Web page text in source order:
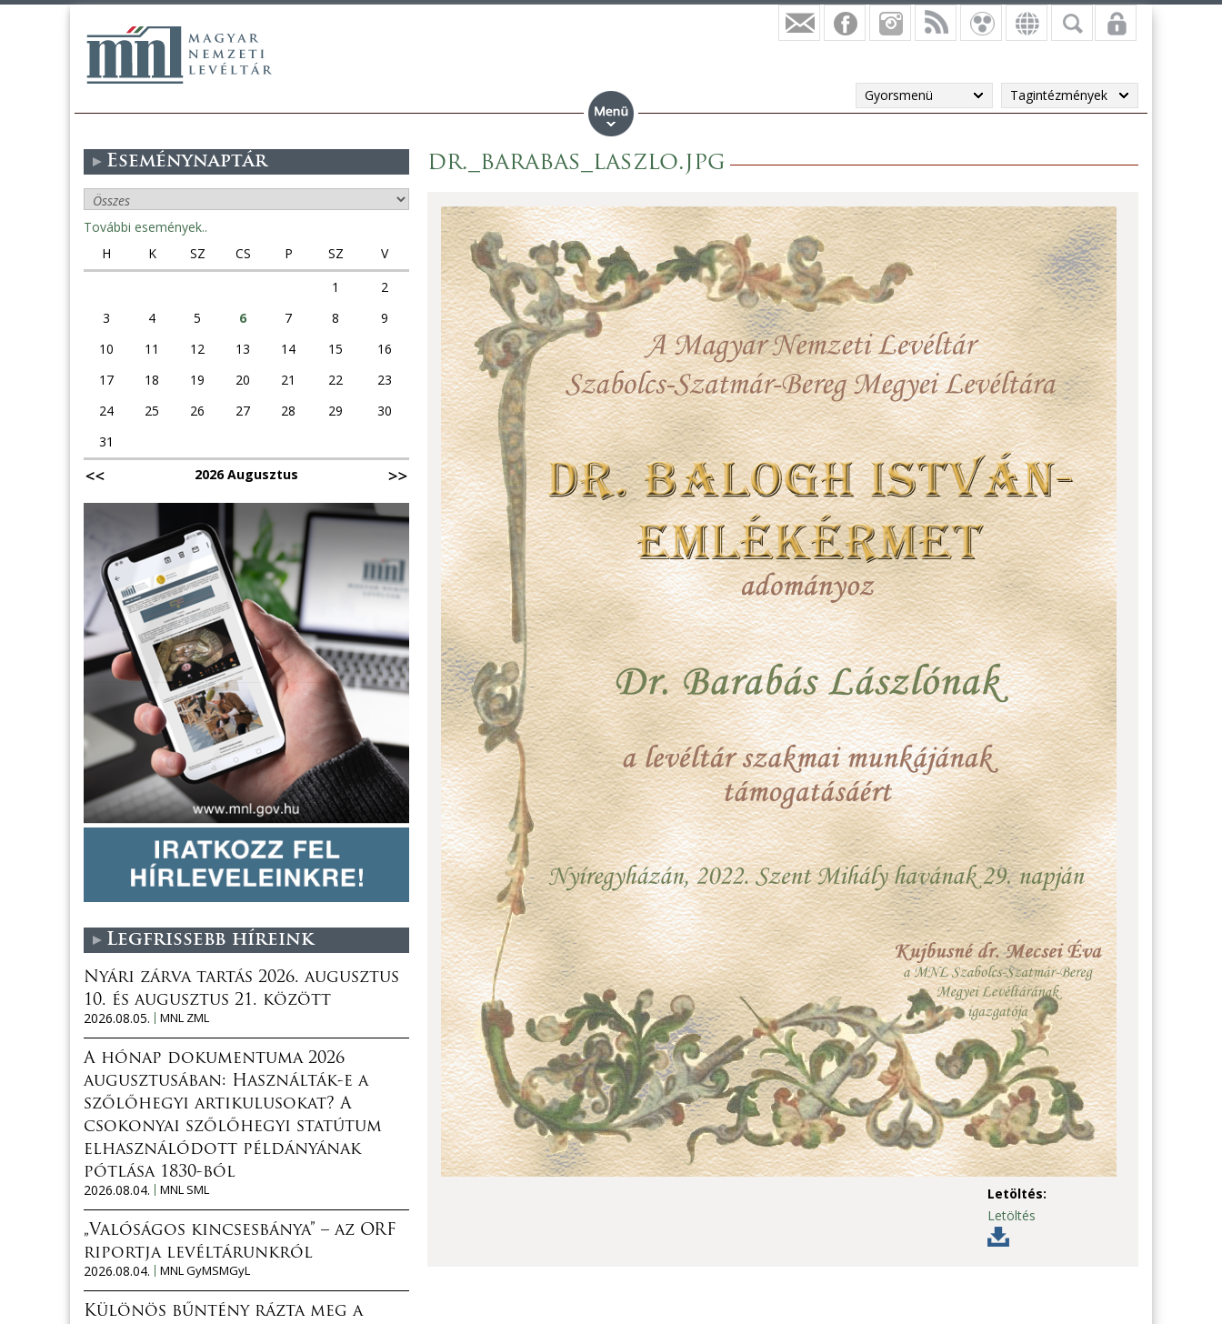
Gyorsmenü Tagintézmények
dr._barabas_laszlo.jpg
Letöltés:
Letöltés
Eseménynaptár
További események..
H
K SZ CS P SZ
V
1
2
3
4 5 6 7 8
9
10
11 12 13 14 15
16
17
18 19 20 21 22
23
24
25 26 27 28 29
30
31
2026 Augusztus
Legfrissebb híreink
Nyári zárva tartás 2026. augusztus
10. és augusztus 21. között
2026.08.05.
MNL ZML
A hónap dokumentuma 2026
augusztusában: Használták-e a
szőlőhegyi artikulusokat? A
csokonyai szőlőhegyi statútum
elhasználódott példányának
pótlása 1830-ból
2026.08.04.
MNL SML
„Valóságos kincsesbánya” – az ORF
riportja levéltárunkról
2026.08.04.
MNL GyMSMGyL
Különös bűntény rázta meg a